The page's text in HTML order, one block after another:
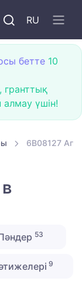
RU
бетте 10
алмау үшін!
6B08127
53
9